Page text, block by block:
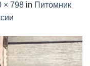
× 798 in Питомник